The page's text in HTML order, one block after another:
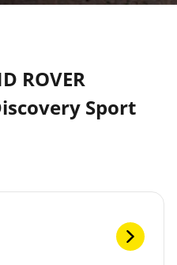
ROVER
Sport